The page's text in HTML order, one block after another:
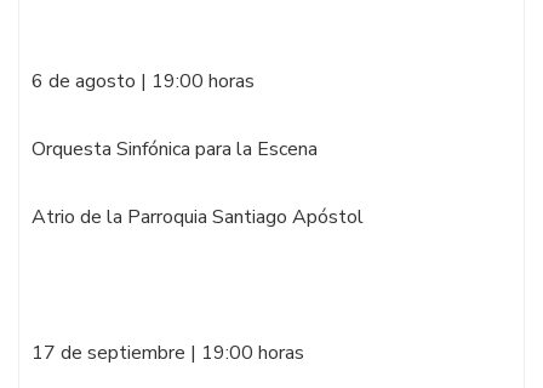
6 de agosto | 19:00 horas
Orquesta Sinfónica para la Escena
Atrio de la Parroquia Santiago Apóstol
17 de septiembre | 19:00 horas